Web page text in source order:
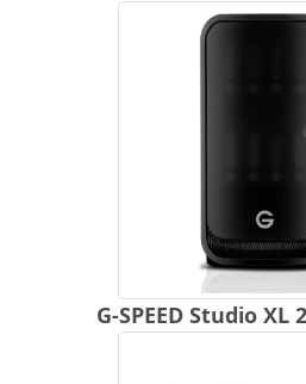
G-SPEED Studio XL